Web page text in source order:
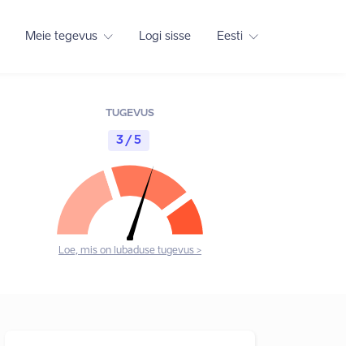
Meie tegevus Logi sisse Eesti
TUGEVUS
3 / 5
Loe, mis on lubaduse tugevus >